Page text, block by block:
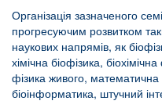
Організація зазначеного
прогресуючим розвитком
наукових напрямів, як
хімічна біофізика,
фізика живого, математична
біоінформатика, штучний